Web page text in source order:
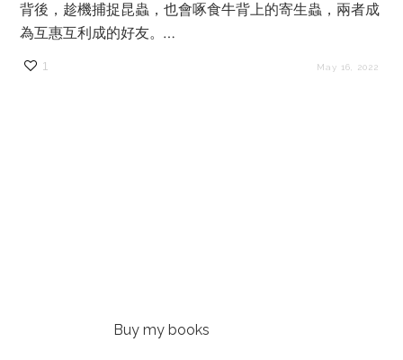
背後，趁機捕捉昆蟲，也會啄食牛背上的寄生蟲，兩者成
為互惠互利成的好友。…
1 May 16, 2022
Buy my books